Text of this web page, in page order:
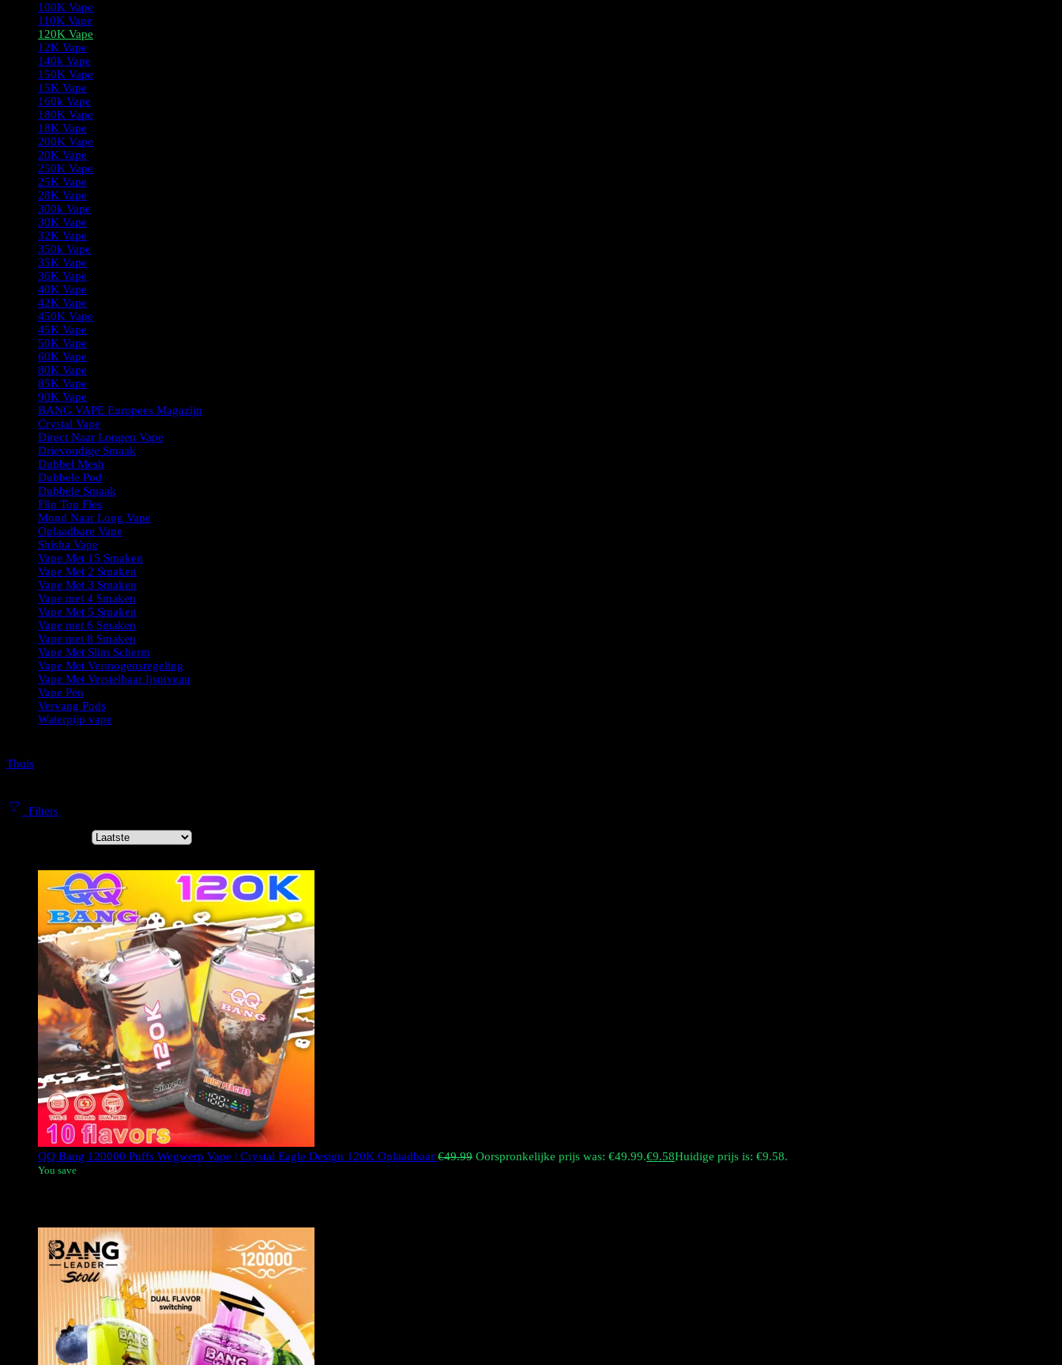
100K Vape
110K Vape
120K Vape
12K Vape
140k Vape
150K Vape
15K Vape
160k Vape
180K Vape
18K Vape
200K Vape
20K Vape
250K Vape
25K Vape
28K Vape
300k Vape
30K Vape
32K Vape
350k Vape
35K Vape
36K Vape
40K Vape
42K Vape
450K Vape
45K Vape
50K Vape
60K Vape
80K Vape
85K Vape
90K Vape
BANG VAPE Europees Magazijn
Crystal Vape
Direct Naar Longen Vape
Drievoudige Smaak
Dubbel Mesh
Dubbele Pod
Dubbele Smaak
Flip Top Fles
Mond Naar Long Vape
Oplaadbare Vape
Shisha Vape
Vape Met 15 Smaken
Vape Met 2 Smaken
Vape Met 3 Smaken
Vape met 4 Smaken
Vape Met 5 Smaken
Vape met 6 Smaken
Vape met 8 Smaken
Vape Met Slim Scherm
Vape Met Vermogensregeling
Vape Met Verstelbaar Ijsniveau
Vape Pen
Vervang Pods
Waterpijp vape
Thuis
Filters
QQ Bang 120000 Puffs Wegwerp Vape | Crystal Eagle Design 120K Oplaadbaar €49.99 Oorspronkelijke prijs was: €49.99.€9.58Huidige prijs is: €9.58.
You save